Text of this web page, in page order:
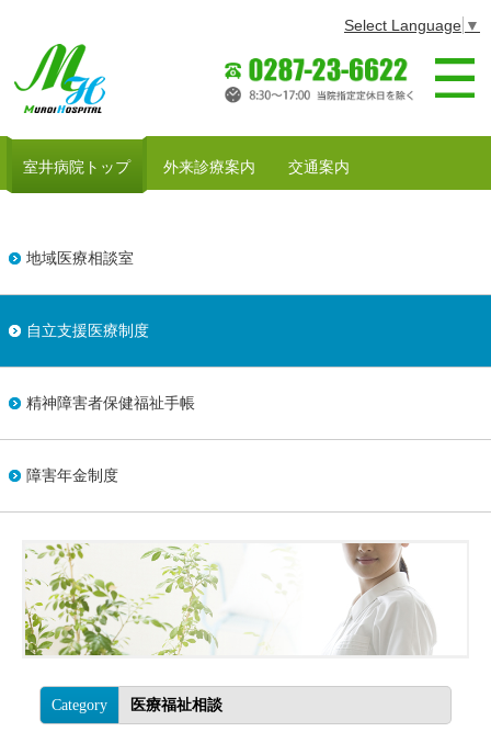
Select Language ▼
室井病院～医
室井病院トップ 外来診療案内 交通案内
Category 医療福祉相談
地域医療相談室
自立支援医療制度
精神障害者保健福祉手帳
障害年金制度